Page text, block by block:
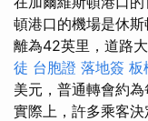
頓港口的機場是休斯
離為42英里，道路
徒 台胞證 落地簽 板
美元，普通轉會約
實際上，許多乘客